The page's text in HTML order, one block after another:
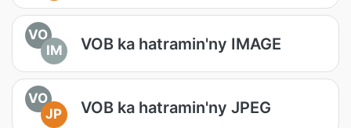
VO
IM
VOB ka hatramin'ny IMAGE
VO
JP
VOB ka hatramin'ny JPEG